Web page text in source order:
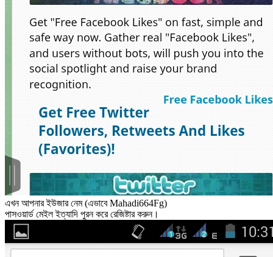
এখন আপনার ইউজার নেম (এভাবে Mahadi664Fg)
পাসওয়ার্ড মেইল ইত্যাদি পুরন করে রেজিষ্টার করুন।